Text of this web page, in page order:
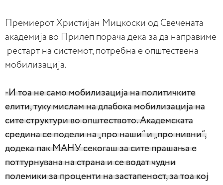
Премиерот Христијан Мицкоски од Свечената
академија во Прилеп порача дека за да направиме
рестарт на системот, потребна е општествена
мобилизација.
-И тоа не само мобилизација на политичките
елити, туку мислам на длабока мобилизација на
сите структури во општеството. Академската
средина се подели на „про наши“ и „про нивни“,
додека пак МАНУ секогаш за сите прашања е
поттурнувана на страна и се водат чудни
полемики за проценти на застапеност, за тоа кој